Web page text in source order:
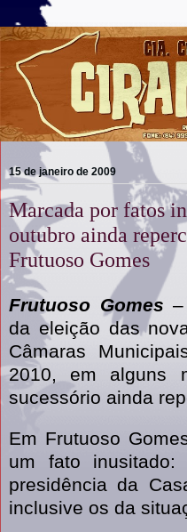
15 de janeiro de 2009
Marcada por fatos
outubro ainda
Frutuoso Gomes
Frutuoso Gomes
da eleição das
Câmaras
2010, em alguns
sucessório ainda
Em Frutuoso
um fato
presidência da
inclusive os da